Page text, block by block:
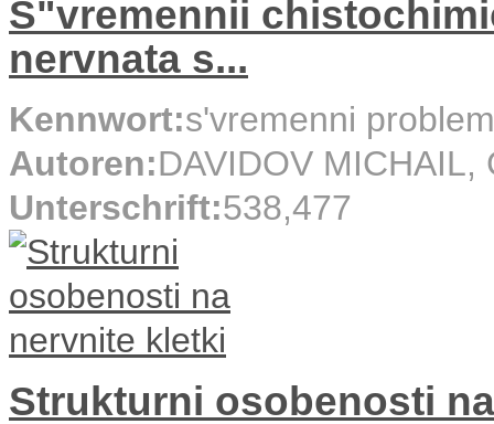
S"vremennii
nervnata s...
Kennwort:s'vremenni
Autoren:DAVIDOV MICHAIL,
Unterschrift:538,477
Strukturni osobenosti